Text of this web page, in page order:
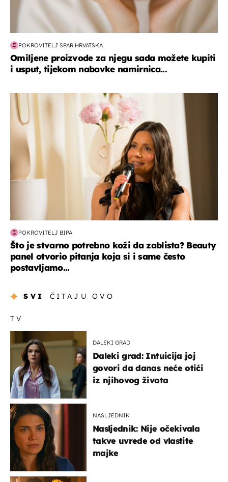
POKROVITELJ SPAR HRVATSKA
Omiljene proizvode za njegu sada možete kupiti
i usput, tijekom nabavke namirnica...
moda & ljepota
POKROVITELJ BIPA
Što je stvarno potrebno koži da zablista? Beauty
panel otvorio pitanja koja si i same često
postavljamo...
SVI ČITAJU OVO
TV
DALEKI GRAD
Daleki grad: Intuicija joj
govori da danas neće otići
iz njihovog života
NASLJEDNIK
Nasljednik: Nije očekivala
takve uvrede od vlastite
majke